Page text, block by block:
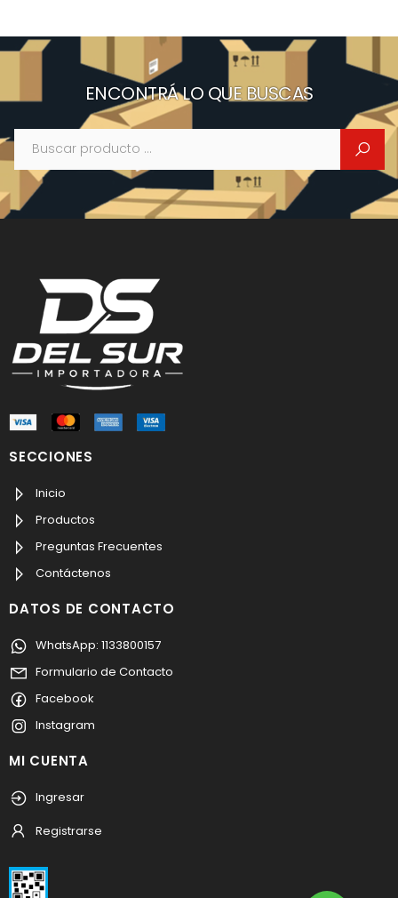
ENCONTRÁ LO QUE BUSCAS
Buscar
SECCIONES
Inicio
Productos
Preguntas Frecuentes
Contáctenos
DATOS DE CONTACTO
WhatsApp: 1133800157
Formulario de Contacto
Facebook
Instagram
MI CUENTA
Ingresar
Registrarse